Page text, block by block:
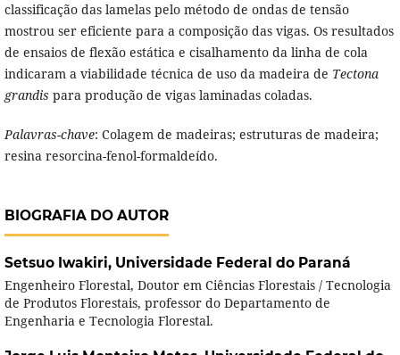
classificação das lamelas pelo método de ondas de tensão
mostrou ser eficiente para a composição das vigas. Os resultados
de ensaios de flexão estática e cisalhamento da linha de cola
indicaram a viabilidade técnica de uso da madeira de Tectona
grandis para produção de vigas laminadas coladas.
Palavras-chave: Colagem de madeiras; estruturas de madeira;
resina resorcina-fenol-formaldeído.
BIOGRAFIA DO AUTOR
Setsuo Iwakiri, Universidade Federal do Paraná
Engenheiro Florestal, Doutor em Ciências Florestais / Tecnologia
de Produtos Florestais, professor do Departamento de
Engenharia e Tecnologia Florestal.